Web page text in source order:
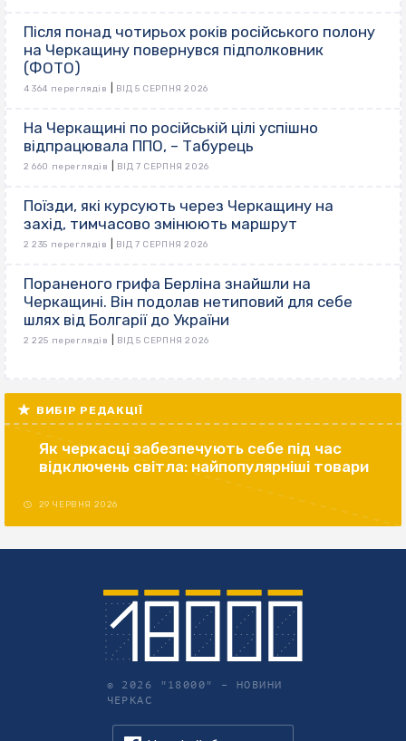
Після понад чотирьох років російського полону
на Черкащину повернувся підполковник
(ФОТО)
4 364 переглядів ВІД 5 СЕРПНЯ 2026
На Черкащині по російській цілі успішно
відпрацювала ППО, – Табурець
2 660 переглядів ВІД 7 СЕРПНЯ 2026
Поїзди, які курсують через Черкащину на
захід, тимчасово змінюють маршрут
2 235 переглядів ВІД 7 СЕРПНЯ 2026
Пораненого грифа Берліна знайшли на
Черкащині. Він подолав нетиповий для себе
шлях від Болгарії до України
2 225 переглядів ВІД 5 СЕРПНЯ 2026
ВИБІР РЕДАКЦІЇ
Як черкасці забезпечують себе під час
відключень світла: найпопулярніші товари
29 ЧЕРВНЯ 2026
© 2026 "18000" – НОВИНИ
ЧЕРКАС